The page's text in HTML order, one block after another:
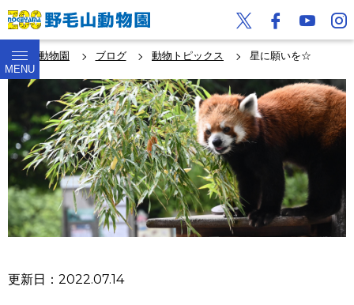
MENU
野毛山動物園 ブログ 動物トピックス 星に願いを☆
更新日：2022.07.14